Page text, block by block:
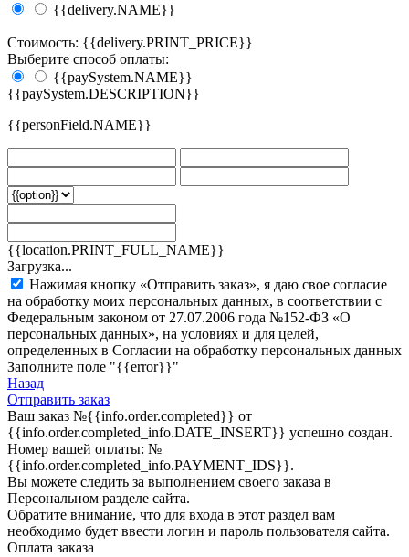
{{delivery.NAME}}
Стоимость: {{delivery.PRINT_PRICE}}
Выберите способ оплаты:
{{paySystem.NAME}}
{{paySystem.DESCRIPTION}}
{{personField.NAME}}
{{location.PRINT_FULL_NAME}}
Загрузка...
Нажимая кнопку «Отправить заказ», я даю свое согласие
на обработку моих персональных данных, в соответствии с
Федеральным законом от 27.07.2006 года №152-ФЗ «О
персональных данных», на условиях и для целей,
определенных в Согласии на обработку персональных данных
Заполните поле "{{error}}"
Назад
Отправить заказ
Ваш заказ №{{info.order.completed}} от
{{info.order.completed_info.DATE_INSERT}} успешно создан.
Номер вашей оплаты: №
{{info.order.completed_info.PAYMENT_IDS}}.
Вы можете следить за выполнением своего заказа в
Персональном разделе сайта.
Обратите внимание, что для входа в этот раздел вам
необходимо будет ввести логин и пароль пользователя сайта.
Оплата заказа